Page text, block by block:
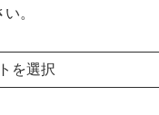
。
トの選択